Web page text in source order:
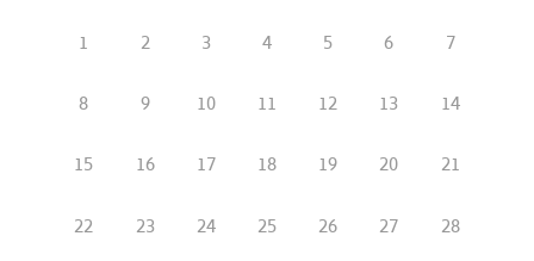
1 2 3 4 5 6
7
8
9 10 11 12 13
14
15
16 17 18 19 20
21
22
23 24 25 26 27
28